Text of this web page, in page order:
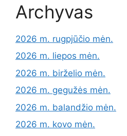
Archyvas
2026 m. rugpjūčio mėn.
2026 m. liepos mėn.
2026 m. birželio mėn.
2026 m. gegužės mėn.
2026 m. balandžio mėn.
2026 m. kovo mėn.